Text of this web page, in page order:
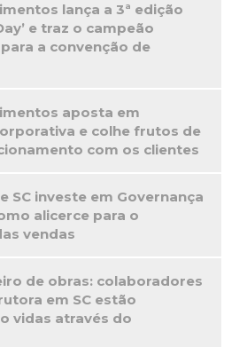
lança a 3ª edição
e traz o campeão
a convenção de
aposta em
e colhe frutos de
com os clientes
SC investe em Governança
alicerce para o
vendas
de obras: colaboradores
em SC estão
vidas através do